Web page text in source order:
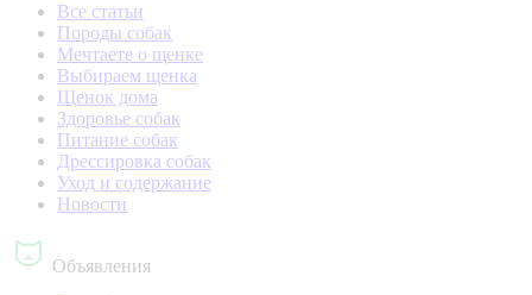
Все статьи
Породы собак
Мечтаете о щенке
Выбираем щенка
Щенок дома
Здоровье собак
Питание собак
Дрессировка собак
Уход и содержание
Новости
Объявления